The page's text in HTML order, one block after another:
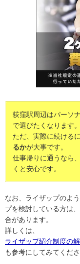
荻窪駅周辺はパーソ
で選びたくなります。
ただ、実際に続けるに
るかが大事です。
仕事帰りに通うなら
くと安心です。
なお、ライザップのよ
プを検討している方は
合があります。
詳しくは、
ライザップ紹介制度の
も参考にしてみてくださ